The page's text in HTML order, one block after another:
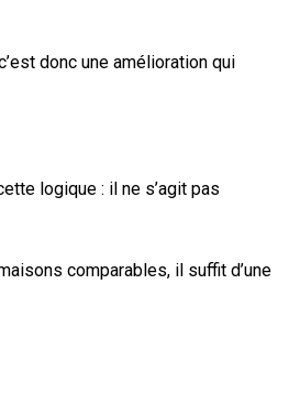
donc une amélioration qui
logique : il ne s’agit pas
comparables, il suffit d’une